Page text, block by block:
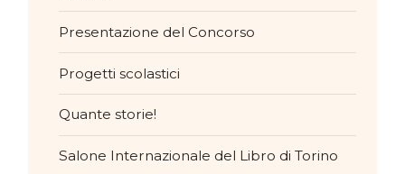
Presentazione del Concorso
Progetti scolastici
Quante storie!
Salone Internazionale del Libro di Torino